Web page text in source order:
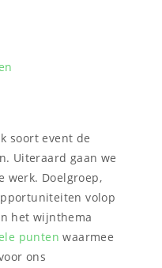
soort event de
Uiteraard gaan we
werk. Doelgroep,
volop
het wijnthema
punten waarmee
ons